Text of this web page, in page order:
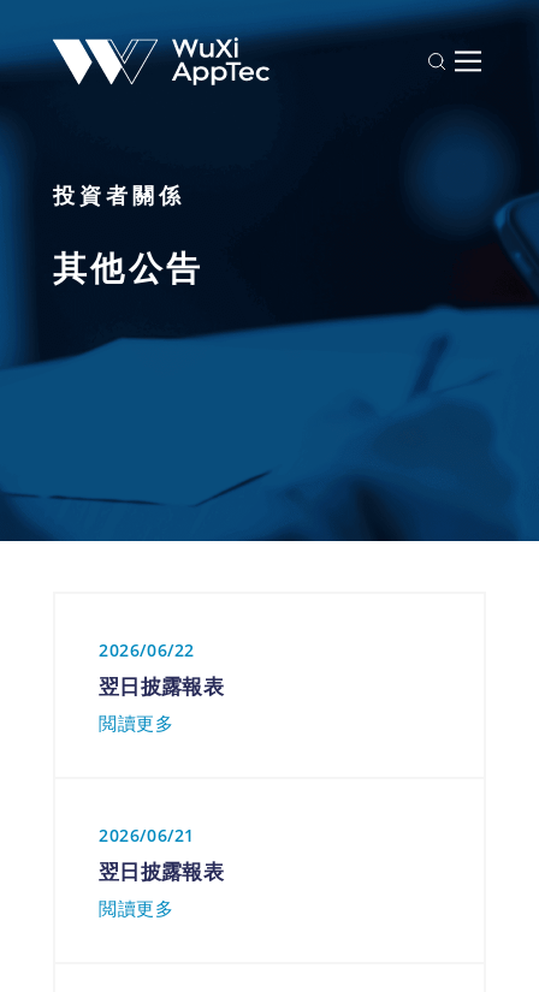
投資者關係
其他公告
2026/06/22
翌日披露報表
閲讀更多
2026/06/21
翌日披露報表
閲讀更多